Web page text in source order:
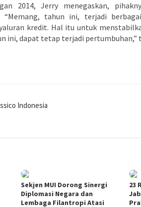
2014, Jerry menegaskan,
tahun ini, terjadi
kredit. Hal itu untuk
ini, dapat tetap terjadi pertumbuhan,”
Indonesia
Sekjen MUI Dorong Sinergi
Diplomasi Negara dan
Lembaga Filantropi Atasi
23